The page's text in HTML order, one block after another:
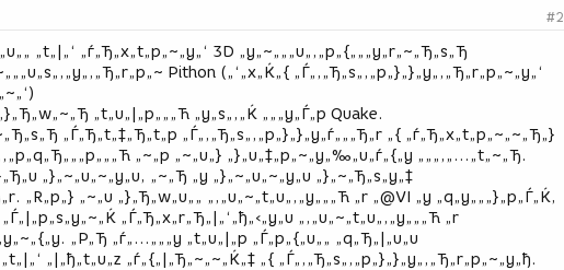
#2
„t„|„‘ „ѓ„Ђ„x„t„p„~„y„‘ 3D „y„~„„„u„‚„p„{„„„y„r„~„Ђ„s„Ђ
Pithon („‘„x„Ќ„{ „Ѓ„‚„Ђ„s„‚„p„}„}„y„‚„Ђ„r„p„~„y„‘
„t„u„|„p„„„Ћ „y„s„‚„Ќ „„„y„Ѓ„p Quake.
„Ѓ„Ђ„t„‡„Ђ„t„p „Ѓ„‚„Ђ„s„‚„p„}„}„y„ѓ„„„Ђ„r „{ „ѓ„Ђ„x„t„p„~„~„Ђ„}
„~„p „~„u„} „}„u„‡„p„~„y„‰„u„ѓ„{„y „„„‚„…„t„~„Ђ.
„}„~„u„~„y„u, „~„Ђ „y „}„~„u„~„y„u „}„~„Ђ„s„y„‡
„R„p„} „~„u „}„Ђ„w„u„„ „‚„u„~„t„u„‚„y„„„Ћ „r „@VI „y „q„y„„„}„p„Ѓ„Ќ,
„Ѓ„Ђ„x„r„Ђ„|„‘„ђ„‹„y„u „‚„u„~„t„u„‚„y„„„Ћ „r
„P„Ђ „ѓ„…„„„y „t„u„|„p „Ѓ„p„{„u„„ „q„Ђ„|„u„u
„|„ђ„t„u„z „ѓ„{„|„Ђ„~„~„Ќ„‡ „{ „Ѓ„‚„Ђ„s„‚„p„}„}„y„‚„Ђ„r„p„~„y„ђ.